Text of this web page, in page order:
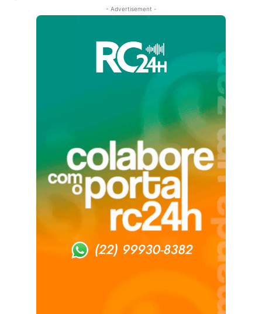
- Advertisement -